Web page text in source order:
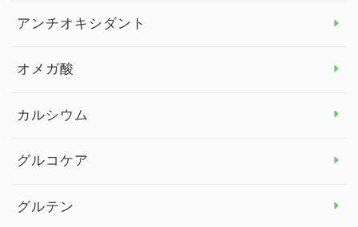
アレルギー トップ
アンチオキシダント
オメガ酸
カルシウム
グルコケア
グルテン